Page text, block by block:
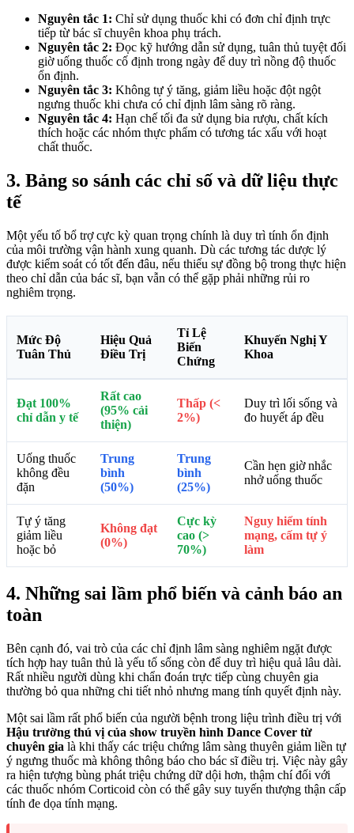
Nguyên tắc 1: Chỉ sử dụng thuốc khi có đơn chỉ định trực
tiếp từ bác sĩ chuyên khoa phụ trách.
Nguyên tắc 2: Đọc kỹ hướng dẫn sử dụng, tuân thủ tuyệt đối
giờ uống thuốc cố định trong ngày để duy trì nồng độ thuốc
ổn định.
Nguyên tắc 3: Không tự ý tăng, giảm liều hoặc đột ngột
ngưng thuốc khi chưa có chỉ định lâm sàng rõ ràng.
Nguyên tắc 4: Hạn chế tối đa sử dụng bia rượu, chất kích
thích hoặc các nhóm thực phẩm có tương tác xấu với hoạt
chất thuốc.
3. Bảng so sánh các chỉ số và dữ liệu thực
tế
Một yếu tố bổ trợ cực kỳ quan trọng chính là duy trì tính ổn định
của môi trường vận hành xung quanh. Dù các tương tác dược lý
được kiểm soát có tốt đến đâu, nếu thiếu sự đồng bộ trong thực hiện
theo chỉ dẫn của bác sĩ, bạn vẫn có thể gặp phải những rủi ro
nghiêm trọng.
Mức Độ
Tuân Thủ
Hiệu Quả
Điều Trị
Tỉ Lệ
Biến
Chứng
Khuyến Nghị Y
Khoa
Đạt 100%
chỉ dẫn y tế
Rất cao
(95% cải
thiện)
Thấp (<
2%)
Duy trì lối sống và
đo huyết áp đều
Uống thuốc
không đều
đặn
Trung
bình
(50%)
Trung
bình
(25%)
Cần hẹn giờ nhắc
nhở uống thuốc
Tự ý tăng
giảm liều
hoặc bỏ
Không đạt
(0%)
Cực kỳ
cao (>
70%)
Nguy hiểm tính
mạng, cấm tự ý
làm
4. Những sai lầm phổ biến và cảnh báo an
toàn
Bên cạnh đó, vai trò của các chỉ định lâm sàng nghiêm ngặt được
tích hợp hay tuân thủ là yếu tố sống còn để duy trì hiệu quả lâu dài.
Rất nhiều người dùng khi chẩn đoán trực tiếp cùng chuyên gia
thường bỏ qua những chi tiết nhỏ nhưng mang tính quyết định này.
Một sai lầm rất phổ biến của người bệnh trong liệu trình điều trị với
Hậu trường thú vị của show truyền hình Dance Cover từ
chuyên gia là khi thấy các triệu chứng lâm sàng thuyên giảm liền tự
ý ngưng thuốc mà không thông báo cho bác sĩ điều trị. Việc này gây
ra hiện tượng bùng phát triệu chứng dữ dội hơn, thậm chí đối với
các thuốc nhóm Corticoid còn có thể gây suy tuyến thượng thận cấp
tính đe dọa tính mạng.